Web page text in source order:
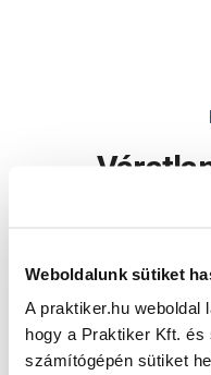
Weboldalunk sütiket
A praktiker.hu weboldal
hogy a Praktiker Kft. és
számítógépén sütiket